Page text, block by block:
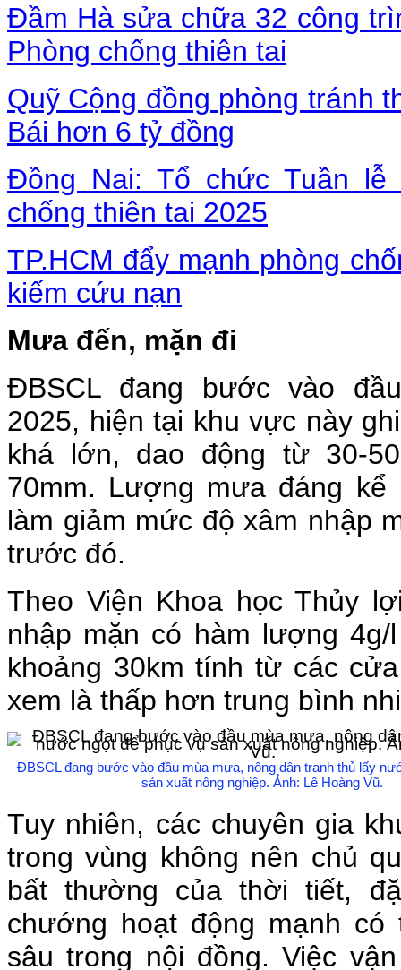
Đầm Hà sửa chữa 32 công
Phòng chống thiên tai
Quỹ Cộng đồng phòng tránh
Bái hơn 6 tỷ đồng
Đồng Nai: Tổ chức Tuần lễ
chống thiên tai 2025
TP.HCM đẩy mạnh phòng
kiếm cứu nạn
Mưa đến, mặn đi
ĐBSCL đang bước vào
2025, hiện tại khu vực này
khá lớn, dao động từ 30-
70mm. Lượng mưa đáng kể
làm giảm mức độ xâm nhập
trước đó.
Theo Viện Khoa học Thủy
nhập mặn có hàm lượng
khoảng 30km tính từ các
xem là thấp hơn trung bình
ĐBSCL đang bước vào đầu mùa mưa, nông dân tranh thủ lấy
sản xuất nông nghiệp. Ảnh: Lê Hoàng Vũ.
Tuy nhiên, các chuyên gia
trong vùng không nên chủ
bất thường của thời tiết,
chướng hoạt động mạnh có
sâu trong nội đồng. Việc